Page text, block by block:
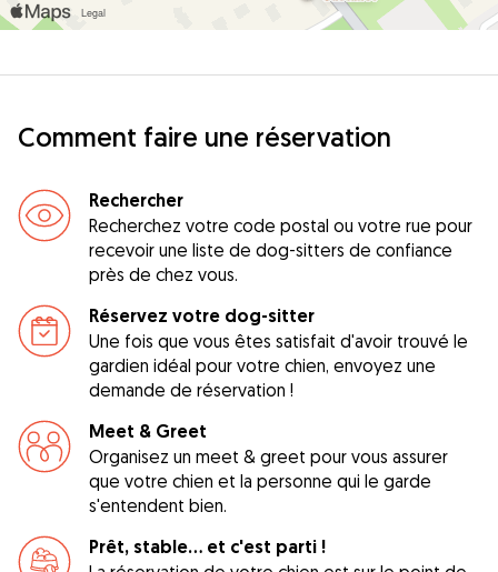
Comment faire une réservation
Rechercher
Recherchez votre code postal ou votre rue pour
recevoir une liste de dog-sitters de confiance
près de chez vous.
Réservez votre dog-sitter
Une fois que vous êtes satisfait d'avoir trouvé le
gardien idéal pour votre chien, envoyez une
demande de réservation !
Meet & Greet
Organisez un meet & greet pour vous assurer
que votre chien et la personne qui le garde
s'entendent bien.
Prêt, stable... et c'est parti !